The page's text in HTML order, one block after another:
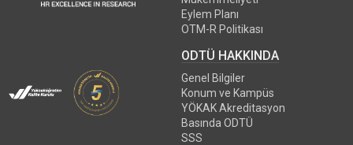
Eylem Planı
OTM-R Politikası
ODTÜ HAKKINDA
Genel Bilgiler
Konum ve Kampüs
YÖKAK Akreditasyon
Basında ODTÜ
SSS